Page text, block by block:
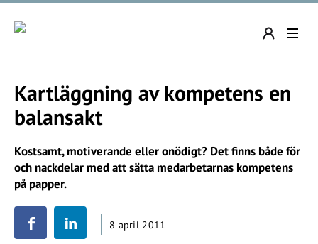
Kartläggning av kompetens en
balansakt
Kostsamt, motiverande eller onödigt? Det finns både för
och nackdelar med att sätta medarbetarnas kompetens
på papper.
8 april 2011